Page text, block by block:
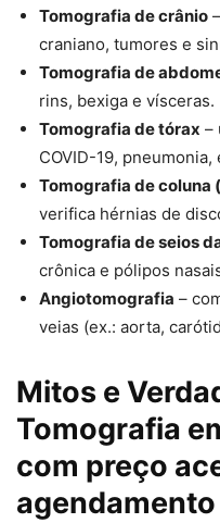
Tomografia de crânio
craniano, tumores e
Tomografia de
rins, bexiga e vísceras.
Tomografia de tórax –
COVID-19,
Tomografia de coluna
verifica hérnias de
Tomografia de seios
crônica e pólipos
Angiotomografia –
veias (ex.: aorta,
Mitos e
Tomografia
com preço